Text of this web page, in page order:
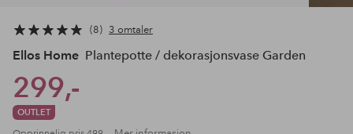
8 3 omtaler
Ellos Home Plantepotte / dekorasjonsvase Garden
299,-
OUTLET